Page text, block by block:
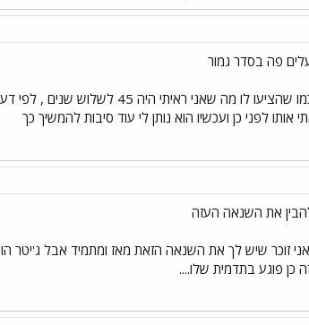
פה בסדר גמור
הוא לא יקבל כזה חוזה כמו
לפני כן ועכשיו הוא נותן לי עוד סיבות להמשיך כך
את השנאה העזה
זוכר שיש לך את השנאה הזאת מאז ומתמיד אבל ג'יטר
כן פוגע בתדמית שלו....